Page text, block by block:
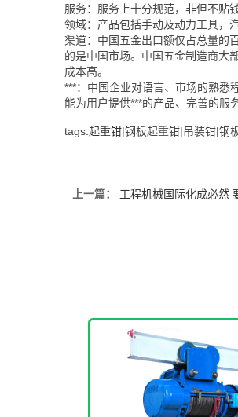
服务：服务上十分规范，非但不贴
领域：产品包括手动及动力工具，
渠道：中国五金出口额仅占总量的
的是中国市场。中国五金制造商大
成本高。
***：中国企业对语言、市场的熟悉
能为用户提供***的产品、完善的服务
tags:起重钳|钢板起重钳|吊装钳|钢
上一篇： 工程机械国际化成必然